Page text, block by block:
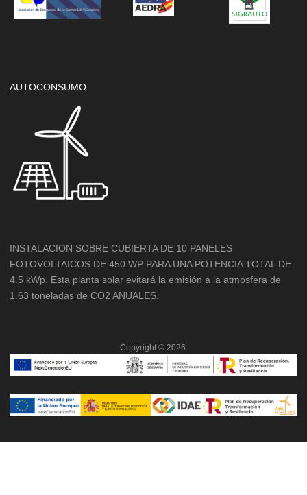
AUTOCONSUMO
INSTALACION SOBRE CUBIERTA DE 10 PANELES
FOTOVOLTAICOS DE 450 WP PARA UNA POTENCIA TOTAL DE
4.5 kWp. Esta planta solar evitará la emisión a la atmosfera de
1.63 toneladas de CO2 ANUALES.
Copyright © 2026